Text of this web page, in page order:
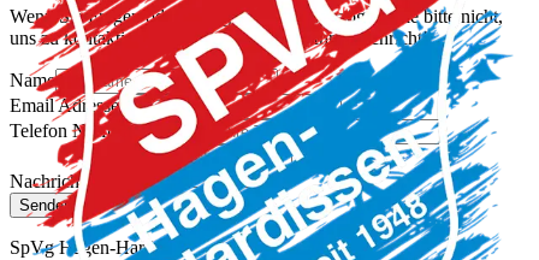
Wenn Sie Fragen oder Anregungen haben, zögern Sie bitte nicht,
uns zu kontaktieren. Wir freuen uns auf Ihre Nachricht!
Name
Email Adresse
Telefon Nummer (optional)
Nachricht
Senden
SpVg Hagen-Hardissen